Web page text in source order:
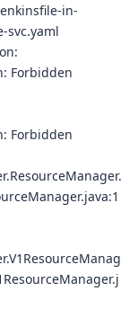
in-
svc.yaml
Forbidden
Forbidden